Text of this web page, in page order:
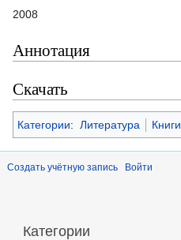
2008
Аннотация
Скачать
Категории: Литература Книги
Создать учётную запись Войти
Категории